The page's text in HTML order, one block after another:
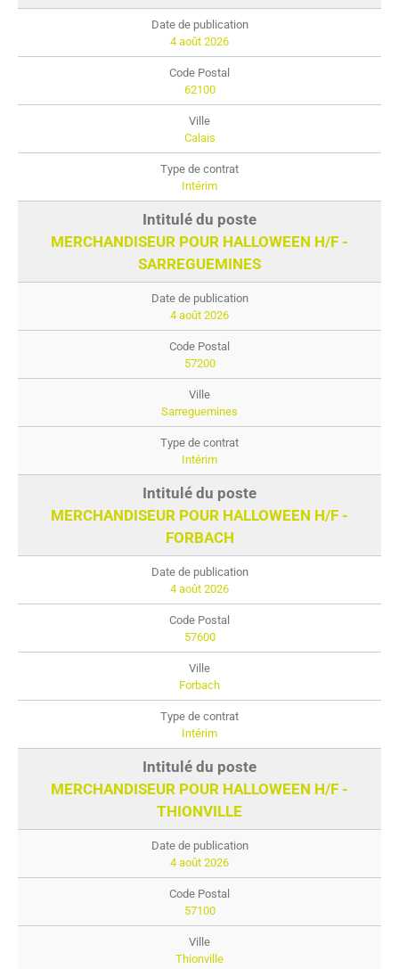
4 août 2026
62100
Calais
Intérim
MERCHANDISEUR POUR HALLOWEEN H/F -
SARREGUEMINES
4 août 2026
57200
Sarreguemines
Intérim
MERCHANDISEUR POUR HALLOWEEN H/F -
FORBACH
4 août 2026
57600
Forbach
Intérim
MERCHANDISEUR POUR HALLOWEEN H/F -
THIONVILLE
4 août 2026
57100
Thionville